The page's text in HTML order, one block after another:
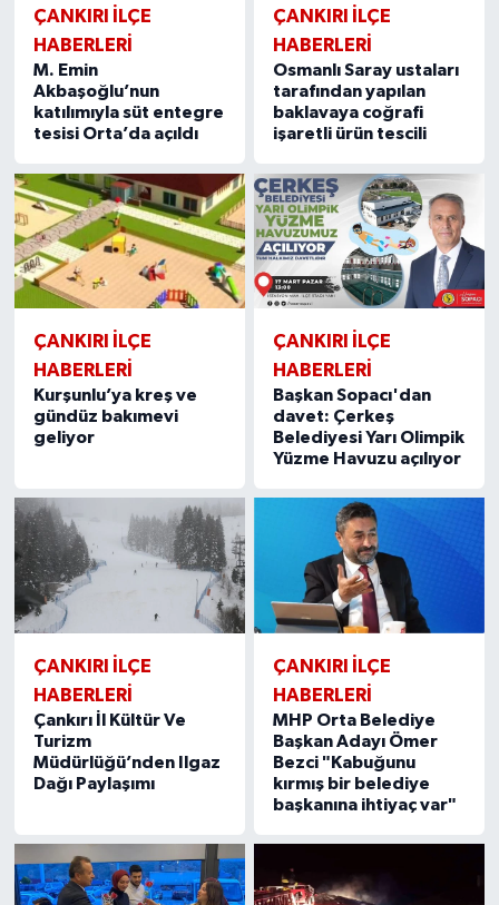
ÇANKIRI İLÇE
HABERLERİ
M. Emin
Akbaşoğlu’nun
katılımıyla süt entegre
tesisi Orta’da açıldı
ÇANKIRI İLÇE
HABERLERİ
Osmanlı Saray ustaları
tarafından yapılan
baklavaya coğrafi
işaretli ürün tescili
ÇANKIRI İLÇE
HABERLERİ
Kurşunlu’ya kreş ve
gündüz bakımevi
geliyor
ÇANKIRI İLÇE
HABERLERİ
Başkan Sopacı'dan
davet: Çerkeş
Belediyesi Yarı Olimpik
Yüzme Havuzu açılıyor
ÇANKIRI İLÇE
HABERLERİ
Çankırı İl Kültür Ve
Turizm
Müdürlüğü’nden Ilgaz
Dağı Paylaşımı
ÇANKIRI İLÇE
HABERLERİ
MHP Orta Belediye
Başkan Adayı Ömer
Bezci "Kabuğunu
kırmış bir belediye
başkanına ihtiyaç var"